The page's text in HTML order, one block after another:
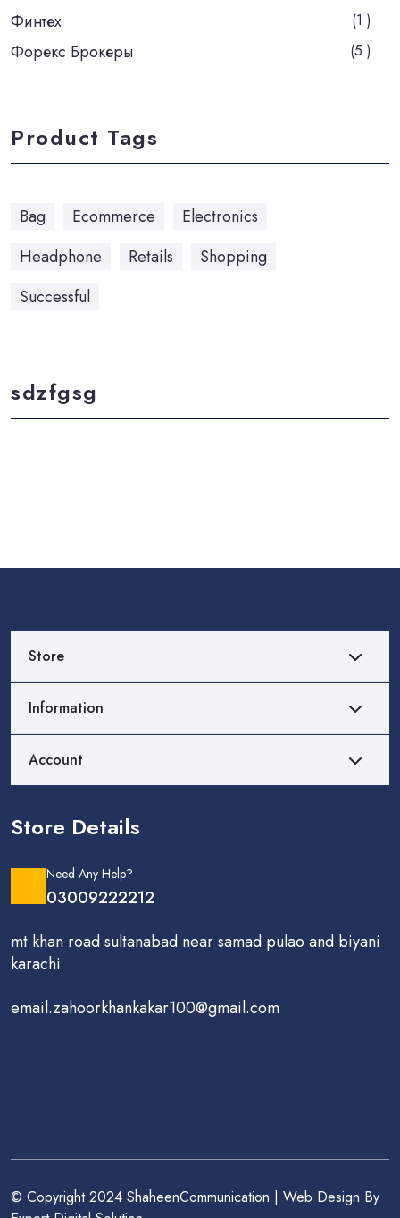
Финтех (1 )
Форекс Брокеры (5 )
Product Tags
Bag Ecommerce
Electronics
Headphone
Retails
Shopping
Successful
sdzfgsg
Store
Information
Account
Store Details
Need Any Help?
03009222212
mt khan road sultanabad near samad pulao and biyani
karachi
email.zahoorkhankakar100@gmail.com
© Copyright 2024 ShaheenCommunication | Web Design By